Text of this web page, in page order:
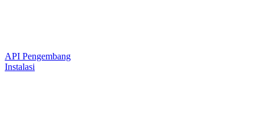
API Pengembang
Instalasi